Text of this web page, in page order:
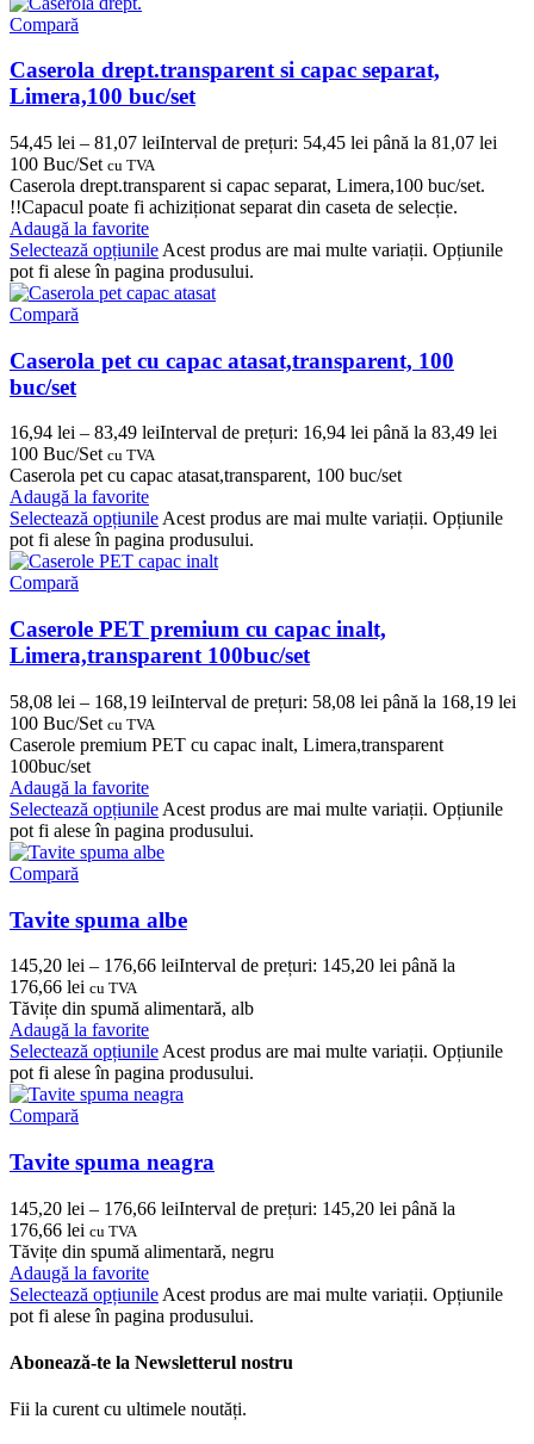
Compară
Caserola drept.transparent si capac separat,
Limera,100 buc/set
54,45 lei – 81,07 leiInterval de prețuri: 54,45 lei până la 81,07 lei
100 Buc/Set cu TVA
Caserola drept.transparent si capac separat, Limera,100 buc/set.
!!Capacul poate fi achiziționat separat din caseta de selecție.
Adaugă la favorite
Selectează opțiunile Acest produs are mai multe variații. Opțiunile
pot fi alese în pagina produsului.
Compară
Caserola pet cu capac atasat,transparent, 100
buc/set
16,94 lei – 83,49 leiInterval de prețuri: 16,94 lei până la 83,49 lei
100 Buc/Set cu TVA
Caserola pet cu capac atasat,transparent, 100 buc/set
Adaugă la favorite
Selectează opțiunileAcest produs are mai multe variații. Opțiunile
pot fi alese în pagina produsului.
Compară
Caserole PET premium cu capac inalt,
Limera,transparent 100buc/set
58,08 lei – 168,19 leiInterval de prețuri: 58,08 lei până la 168,19 lei
100 Buc/Set cu TVA
Caserole premium PET cu capac inalt, Limera,transparent
100buc/set
Adaugă la favorite
Selectează opțiunile Acest produs are mai multe variații. Opțiunile
pot fi alese în pagina produsului.
Compară
Tavite spuma albe
145,20 lei – 176,66 leiInterval de prețuri: 145,20 lei până la
176,66 lei cu TVA
Tăvițe din spumă alimentară, alb
Adaugă la favorite
Selectează opțiunile Acest produs are mai multe variații. Opțiunile
pot fi alese în pagina produsului.
Compară
Tavite spuma neagra
145,20 lei – 176,66 leiInterval de prețuri: 145,20 lei până la
176,66 lei cu TVA
Tăvițe din spumă alimentară, negru
Adaugă la favorite
Selectează opțiunile Acest produs are mai multe variații. Opțiunile
pot fi alese în pagina produsului.
Abonează-te la Newsletterul nostru
Fii la curent cu ultimele noutăți.